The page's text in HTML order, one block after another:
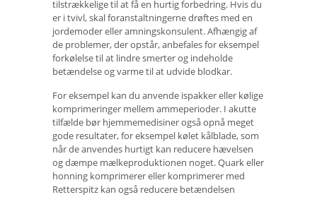
tilstrækkelige til at få en hurtig forbedring. Hvis du
er i tvivl, skal foranstaltningerne drøftes med en
jordemoder eller amningskonsulent. Afhængig af
de problemer, der opstår, anbefales for eksempel
forkølelse til at lindre smerter og indeholde
betændelse og varme til at udvide blodkar.
For eksempel kan du anvende ispakker eller kølige
komprimeringer mellem ammeperioder. I akutte
tilfælde bør hjemmemedisiner også opnå meget
gode resultater, for eksempel kølet kålblade, som
når de anvendes hurtigt kan reducere hævelsen
og dæmpe mælkeproduktionen noget. Quark eller
honning komprimerer eller komprimerer med
Retterspitz kan også reducere betændelsen